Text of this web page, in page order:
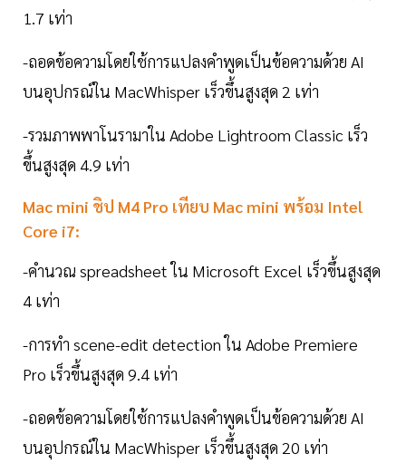
1.7 เท่า
-ถอดข้อความโดยใช้การแปลงคำพูดเป็นข้อความด้วย AI
บนอุปกรณ์ใน MacWhisper เร็วขึ้นสูงสุด 2 เท่า
-รวมภาพพาโนรามาใน Adobe Lightroom Classic เร็ว
ขึ้นสูงสุด 4.9 เท่า
Mac mini ชิป M4 Pro เทียบ Mac mini พร้อม Intel
Core i7:
-คำนวณ spreadsheet ใน Microsoft Excel เร็วขึ้นสูงสุด
4 เท่า
-การทำ scene-edit detection ใน Adobe Premiere
Pro เร็วขึ้นสูงสุด 9.4 เท่า
-ถอดข้อความโดยใช้การแปลงคำพูดเป็นข้อความด้วย AI
บนอุปกรณ์ใน MacWhisper เร็วขึ้นสูงสุด 20 เท่า